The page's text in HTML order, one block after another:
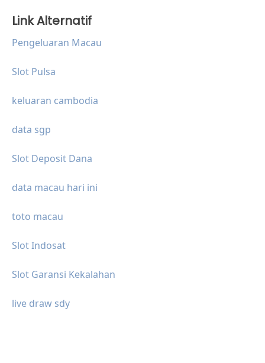
Link Alternatif
Pengeluaran Macau
Slot Pulsa
keluaran cambodia
data sgp
Slot Deposit Dana
data macau hari ini
toto macau
Slot Indosat
Slot Garansi Kekalahan
live draw sdy